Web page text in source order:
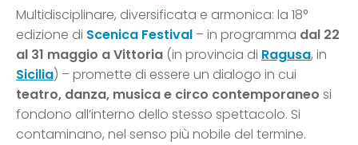
Multidisciplinare, diversificata e armonica: la 18°
edizione di Scenica Festival – in programma dal 22
al 31 maggio a Vittoria (in provincia di Ragusa, in
Sicilia) – promette di essere un dialogo in cui
teatro, danza, musica e circo contemporaneo si
fondono all’interno dello stesso spettacolo. Si
contaminano, nel senso più nobile del termine.